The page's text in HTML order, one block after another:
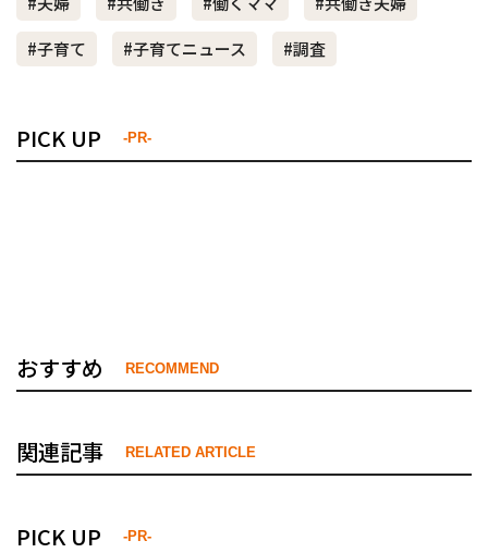
#子育て
#子育てニュース #調査
PICK UP -PR-
おすすめ RECOMMEND
関連記事 RELATED ARTICLE
PICK UP -PR-